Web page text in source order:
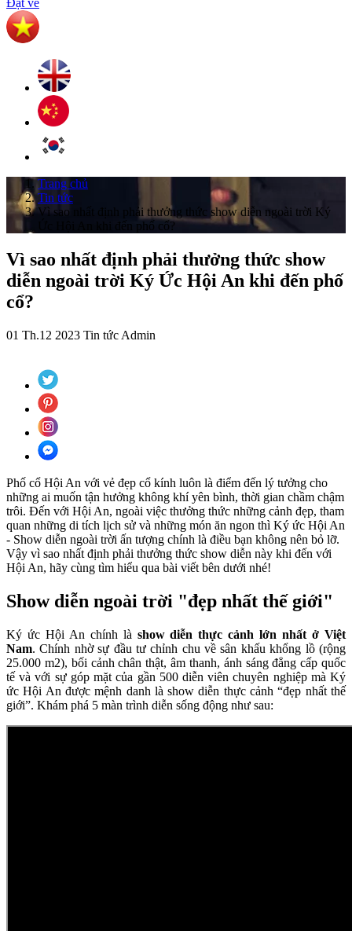
Đặt vé
Trang chủ
Tin tức
Vì sao nhất định phải thưởng thức show diễn ngoài trời Ký
Ức Hội An khi đến phố cổ?
Vì sao nhất định phải thưởng thức show
diễn ngoài trời Ký Ức Hội An khi đến phố
cổ?
01 Th.12 2023 Tin tức Admin
Phố cổ Hội An với vẻ đẹp cổ kính luôn là điểm đến lý tưởng cho
những ai muốn tận hưởng không khí yên bình, thời gian chầm chậm
trôi. Đến với Hội An, ngoài việc thưởng thức những cảnh đẹp, tham
quan những di tích lịch sử và những món ăn ngon thì Ký ức Hội An
- Show diễn ngoài trời ấn tượng chính là điều bạn không nên bỏ lỡ.
Vậy vì sao nhất định phải thưởng thức show diễn này khi đến với
Hội An, hãy cùng tìm hiểu qua bài viết bên dưới nhé!
Show diễn ngoài trời "đẹp nhất thế giới"
Ký ức Hội An chính là show diễn thực cảnh lớn nhất ở Việt
Nam. Chính nhờ sự đầu tư chỉnh chu về sân khấu khổng lồ (rộng
25.000 m2), bối cảnh chân thật, âm thanh, ánh sáng đẳng cấp quốc
tế và với sự góp mặt của gần 500 diễn viên chuyên nghiệp mà Ký
ức Hội An được mệnh danh là show diễn thực cảnh “đẹp nhất thế
giới”. Khám phá 5 màn trình diễn sống động như sau: